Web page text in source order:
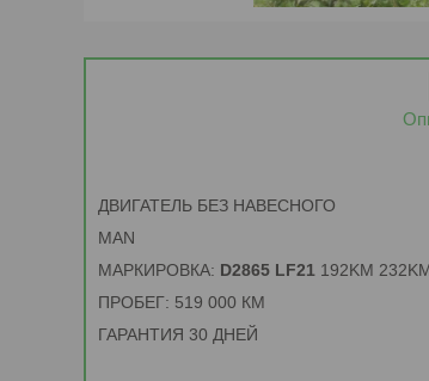
ДВИГАТЕЛЬ БЕЗ НАВЕСНОГО
MAN
МАРКИРОВКА: D2865 LF21 192KM
ПРОБЕГ: 519 000 КМ
ГАРАНТИЯ 30 ДНЕЙ